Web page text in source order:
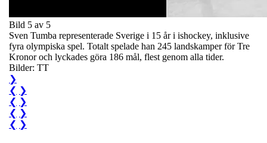
Bild 5 av 5
Sven Tumba representerade Sverige i 15 år i ishockey, inklusive
fyra olympiska spel. Totalt spelade han 245 landskamper för Tre
Kronor och lyckades göra 186 mål, flest genom alla tider.
Bilder: TT
❯
❮ ❯
❮ ❯
❮ ❯
❮ ❯